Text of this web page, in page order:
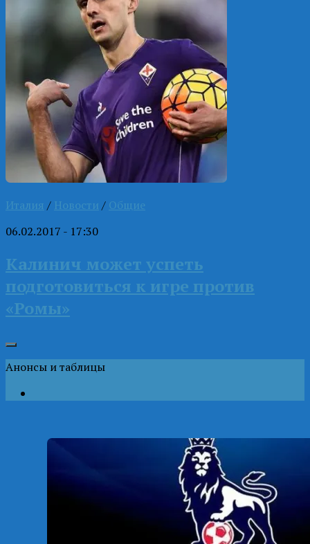
Италия / Новости / Общие
06.02.2017 - 17:30
Калинич может успеть
подготовиться к игре против
«Ромы»
Анонсы и таблицы